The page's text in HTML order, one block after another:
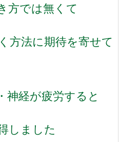
方では無くて
法に期待を寄せて
神経が疲労すると
しました